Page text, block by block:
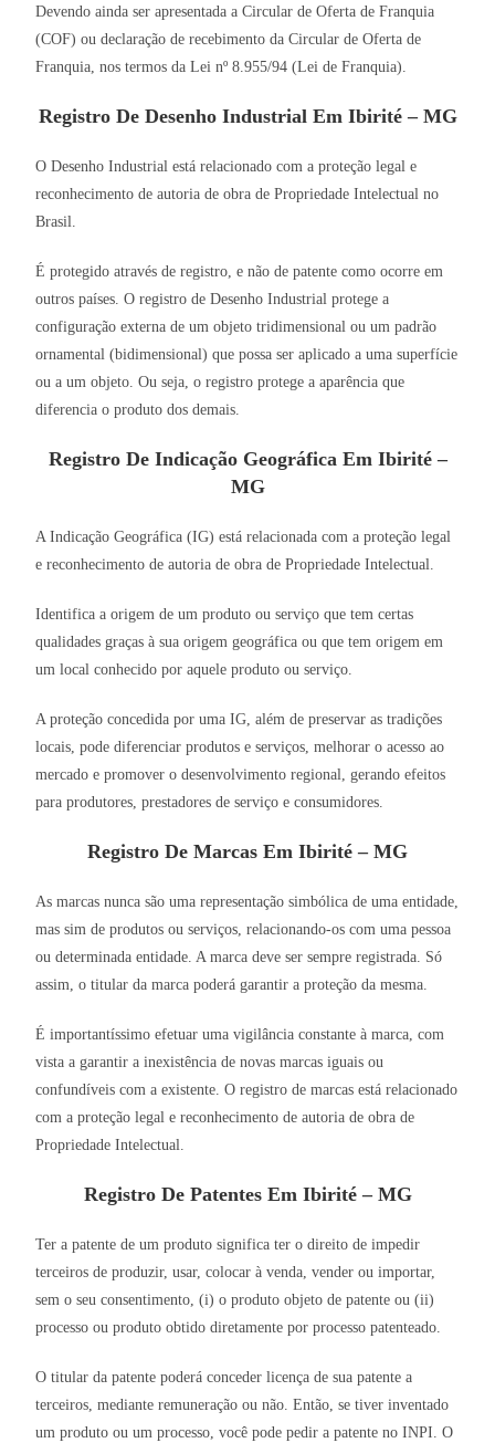
Devendo ainda ser apresentada a Circular de Oferta de Franquia
(COF) ou declaração de recebimento da Circular de Oferta de
Franquia, nos termos da Lei nº 8.955/94 (Lei de Franquia).
Registro De Desenho Industrial Em Ibirité – MG
O Desenho Industrial está relacionado com a proteção legal e
reconhecimento de autoria de obra de Propriedade Intelectual no
Brasil.
É protegido através de registro, e não de patente como ocorre em
outros países. O registro de Desenho Industrial protege a
configuração externa de um objeto tridimensional ou um padrão
ornamental (bidimensional) que possa ser aplicado a uma superfície
ou a um objeto. Ou seja, o registro protege a aparência que
diferencia o produto dos demais.
Registro De Indicação Geográfica Em Ibirité –
MG
A Indicação Geográfica (IG) está relacionada com a proteção legal
e reconhecimento de autoria de obra de Propriedade Intelectual.
Identifica a origem de um produto ou serviço que tem certas
qualidades graças à sua origem geográfica ou que tem origem em
um local conhecido por aquele produto ou serviço.
A proteção concedida por uma IG, além de preservar as tradições
locais, pode diferenciar produtos e serviços, melhorar o acesso ao
mercado e promover o desenvolvimento regional, gerando efeitos
para produtores, prestadores de serviço e consumidores.
Registro De Marcas Em Ibirité – MG
As marcas nunca são uma representação simbólica de uma entidade,
mas sim de produtos ou serviços, relacionando-os com uma pessoa
ou determinada entidade. A marca deve ser sempre registrada. Só
assim, o titular da marca poderá garantir a proteção da mesma.
É importantíssimo efetuar uma vigilância constante à marca, com
vista a garantir a inexistência de novas marcas iguais ou
confundíveis com a existente. O registro de marcas está relacionado
com a proteção legal e reconhecimento de autoria de obra de
Propriedade Intelectual.
Registro De Patentes Em Ibirité – MG
Ter a patente de um produto significa ter o direito de impedir
terceiros de produzir, usar, colocar à venda, vender ou importar,
sem o seu consentimento, (i) o produto objeto de patente ou (ii)
processo ou produto obtido diretamente por processo patenteado.
O titular da patente poderá conceder licença de sua patente a
terceiros, mediante remuneração ou não. Então, se tiver inventado
um produto ou um processo, você pode pedir a patente no INPI. O